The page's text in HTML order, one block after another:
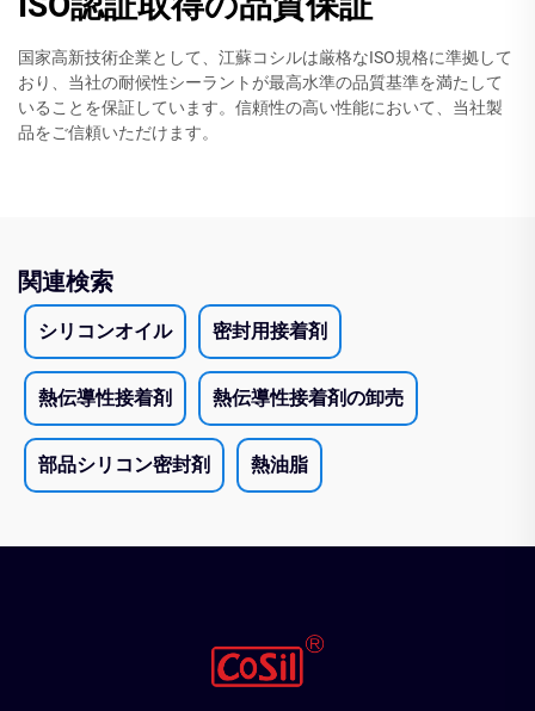
国家高新技術企業として、江蘇コシルは厳格なISO規格に準拠して
おり、当社の耐候性シーラントが最高水準の品質基準を満たして
いることを保証しています。信頼性の高い性能において、当社製
品をご信頼いただけます。
関連検索
シリコンオイル 密封用接着剤
熱伝導性接着剤 熱伝導性接着剤の卸売
部品シリコン密封剤 熱油脂